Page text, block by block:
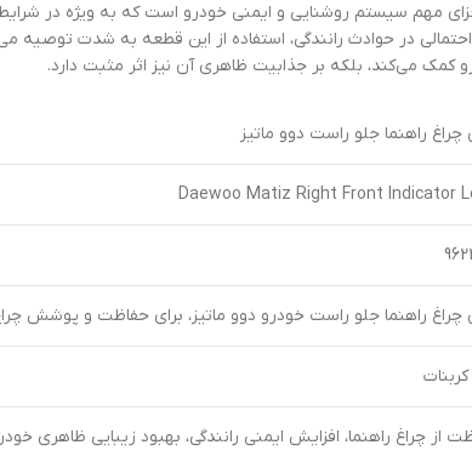
مهم سیستم روشنایی و ایمنی خودرو است که به ویژه در
در حوادث رانندگی، استفاده از این قطعه به شدت
کمک می‌کند، بلکه بر جذابیت ظاهری آن نیز اثر مثبت دارد.
راهنما جلو راست دوو ماتیز
Daewoo Matiz Right Front Indicator
چراغ راهنما جلو راست خودرو دوو ماتیز، برای حفاظت و پوشش
از چراغ راهنما، افزایش ایمنی رانندگی، بهبود زیبایی ظاهری